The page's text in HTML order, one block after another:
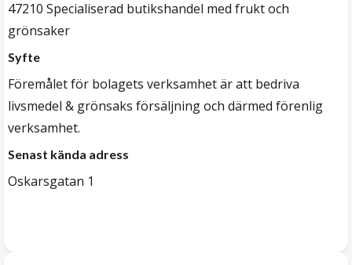
47210 Specialiserad butikshandel med frukt och
grönsaker
Syfte
Föremålet för bolagets verksamhet är att bedriva
livsmedel & grönsaks försäljning och därmed förenlig
verksamhet.
Senast kända adress
Oskarsgatan 1